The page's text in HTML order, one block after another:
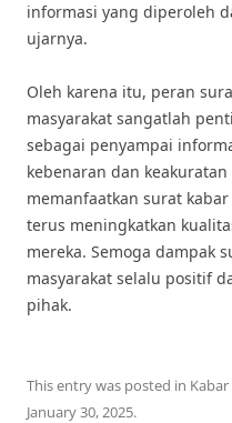
informasi yang diperoleh
ujarnya.
Oleh karena itu, peran
masyarakat sangatlah
sebagai penyampai
kebenaran dan
memanfaatkan surat
terus meningkatkan
mereka. Semoga dampak
masyarakat selalu positif
pihak.
This entry was posted in
January 30, 2025.